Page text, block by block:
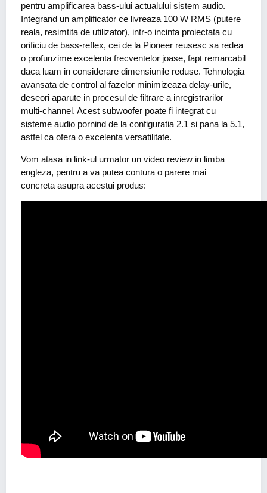
pentru amplificarea bass-ului actualului sistem audio.
Integrand un amplificator ce livreaza 100 W RMS (putere
reala, resimtita de utilizator), intr-o incinta proiectata cu
orificiu de bass-reflex, cei de la Pioneer reusesc sa redea
o profunzime excelenta frecventelor joase, fapt remarcabil
daca luam in considerare dimensiunile reduse. Tehnologia
avansata de control al fazelor minimizeaza delay-urile,
deseori aparute in procesul de filtrare a inregistrarilor
multi-channel. Acest subwoofer poate fi integrat cu
sisteme audio pornind de la configuratia 2.1 si pana la 5.1,
astfel ca ofera o excelenta versatilitate.
Vom atasa in link-ul urmator un video review in limba
engleza, pentru a va putea contura o parere mai
concreta asupra acestui produs: